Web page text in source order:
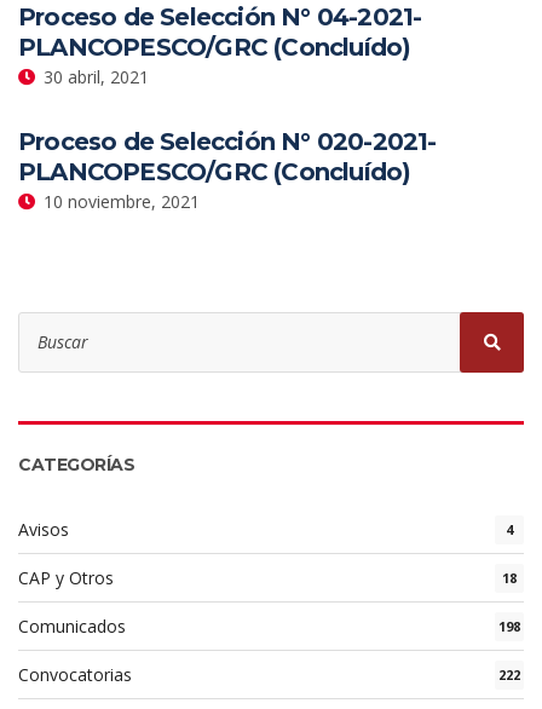
Proceso de Selección N° 04-2021-
PLANCOPESCO/GRC (Concluído)
30 abril, 2021
Proceso de Selección N° 020-2021-
PLANCOPESCO/GRC (Concluído)
10 noviembre, 2021
CATEGORÍAS
Avisos 4
CAP y Otros 18
Comunicados 198
Convocatorias 222